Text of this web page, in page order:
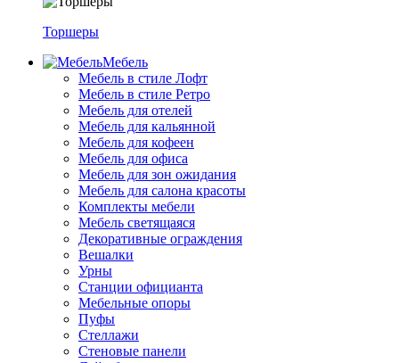
Торшеры
Мебель
Мебель в стиле Лофт
Мебель в стиле Ретро
Мебель для отелей
Мебель для кальянной
Мебель для кофеен
Мебель для офиса
Мебель для зон ожидания
Мебель для салона красоты
Комплекты мебели
Мебель светящаяся
Декоративные ограждения
Вешалки
Урны
Станции официанта
Мебельные опоры
Пуфы
Стеллажи
Стеновые панели